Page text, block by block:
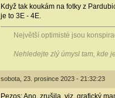
Když tak koukám na fotky z
je to 3E - 4E.
Největší optimisté jsou
Nehledejte zlý úmysl tam, kde
sobota, 23. prosince 2023 - 21:32:23
Pezos: Ano, zrušila, viz. grafický